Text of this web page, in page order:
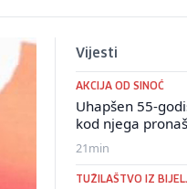
Vijesti
AKCIJA OD SINOĆ
Uhapšen 55-
kod njega
21min
TUŽILAŠTVO IZ